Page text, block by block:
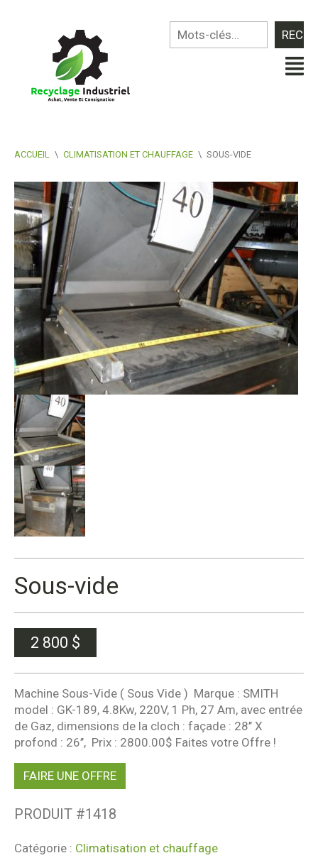
ACCUEIL \ CLIMATISATION ET CHAUFFAGE \ SOUS-VIDE
Sous-vide
2 800 $
Machine Sous-Vide ( Sous Vide ) Marque : SMITH
model : GK-189, 4.8Kw, 220V, 1 Ph, 27 Am, avec entrée
de Gaz, dimensions de la cloch : façade : 28’’ X
profond : 26’’, Prix : 2800.00$ Faites votre Offre !
FAIRE UNE OFFRE
PRODUIT #1418
Catégorie : Climatisation et chauffage